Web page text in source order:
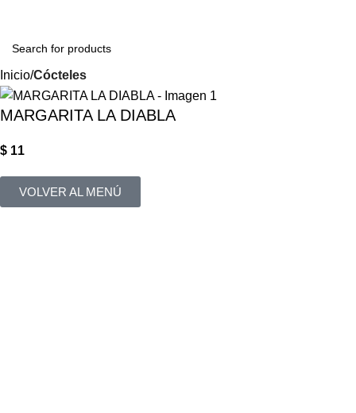
Inicio Cócteles
MARGARITA LA DIABLA
$ 11
VOLVER AL MENÚ